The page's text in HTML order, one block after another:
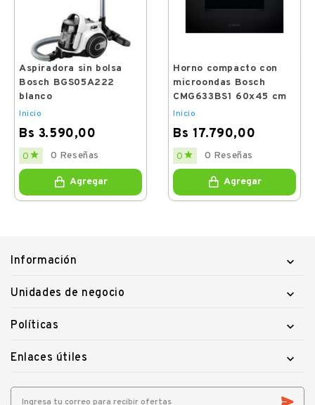
Aspiradora sin bolsa
Bosch BGS05A222
blanco
Inicio
Bs 3.590,00
Price
0  0 Reseñas
Agregar
Horno compacto con
microondas Bosch
CMG633BS1 60x45 cm
Inicio
Bs 17.790,00
Price
0  0 Reseñas
Agregar
Información 
Unidades de negocio 
Políticas 
Enlaces útiles 